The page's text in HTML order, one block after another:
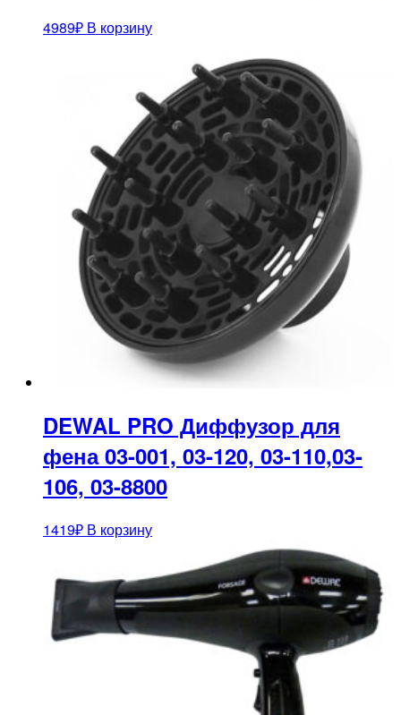
4989₽ В корзину
DEWAL PRO Диффузор для
фена 03-001, 03-120, 03-110,03-
106, 03-8800
1419₽ В корзину